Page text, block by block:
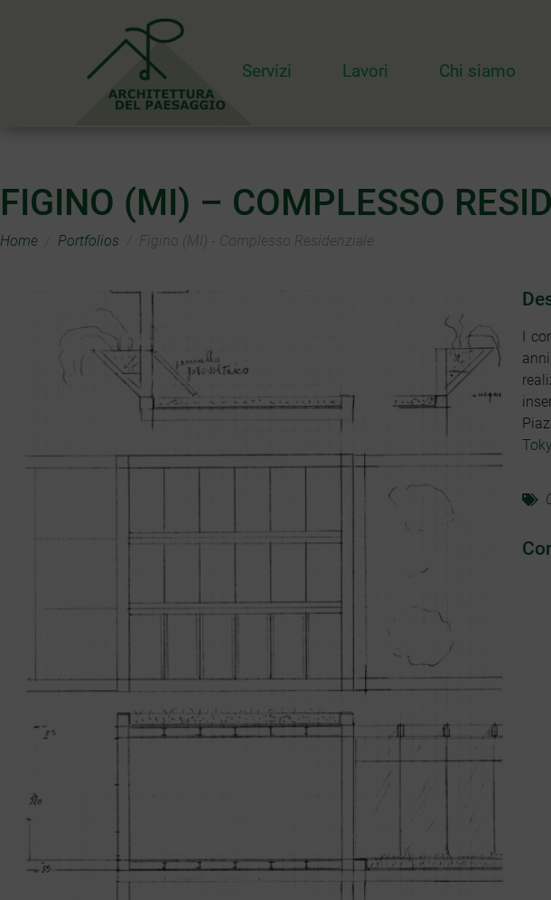
Servizi Lavori Chi siamo
FIGINO (MI) – COMPLESSO
Home Portfolios Figino (MI) - Complesso Residenziale
I